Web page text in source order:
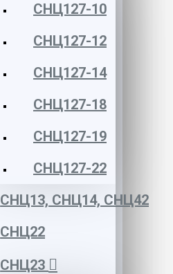
СНЦ127-10
СНЦ127-12
СНЦ127-14
СНЦ127-18
СНЦ127-19
СНЦ127-22
СНЦ13, СНЦ14, СНЦ42
СНЦ22
СНЦ23